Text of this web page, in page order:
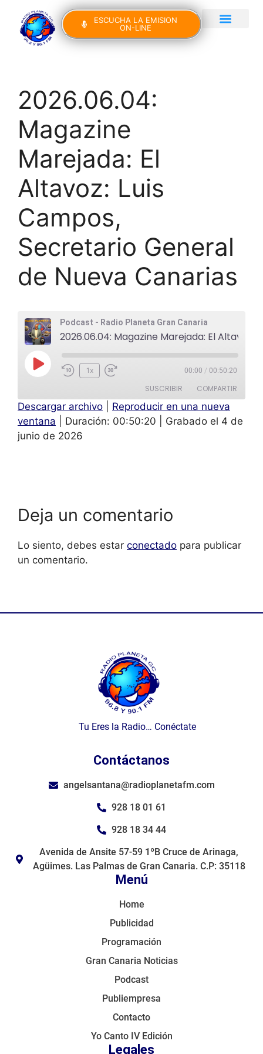
ESCUCHA LA EMISION
ON-LINE
2026.06.04:
Magazine
Marejada: El
Altavoz: Luis
Campos,
Secretario General
de Nueva Canarias
Podcast - Radio Planeta Gran Canaria
1x 00:00 / 00:50:20
SUSCRIBIR COMPARTIR
FEED RSS
COMPAR
TIR
Descargar archivo
Reproducir en una nueva
ventana
Duración: 00:50:20
Grabado el 4 de
junio de 2026
Deja un comentario
Lo siento, debes estar conectado para publicar
un comentario.
Tu Eres la Radio… Conéctate
Menú
Home
Publicidad
Programación
Gran Canaria Noticias
Podcast
Publiempresa
Contacto
Yo Canto IV Edición
Legales
Contáctanos
angelsantana@radioplanetafm.com
928 18 01 61
928 18 34 44
Avenida de Ansite 57-59 1ºB Cruce de Arinaga,
Agüimes. Las Palmas de Gran Canaria. C.P: 35118